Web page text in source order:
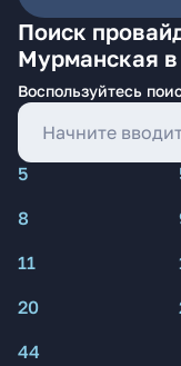
Поиск
Мурманская
Воспользуйтесь
5
8
11
20
44